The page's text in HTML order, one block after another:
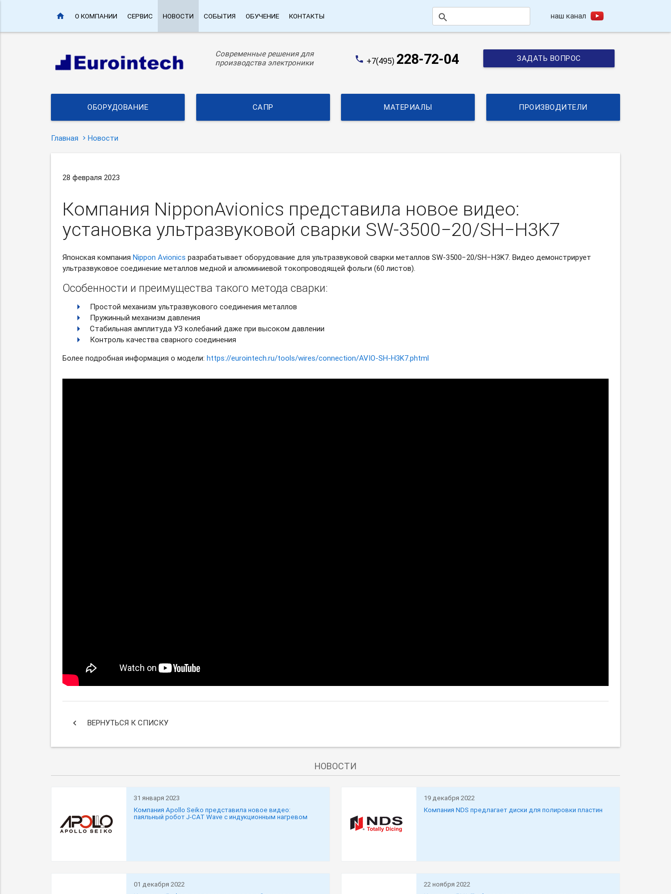
home О КОМПАНИИ СЕРВИС НОВОСТИ СОБЫТИЯ ОБУЧЕНИЕ КОНТАКТЫ search наш канал
Современные решения для
производства электроники
phone +7(495) 228-72-04 ЗАДАТЬ ВОПРОС
ОБОРУДОВАНИЕ САПР МАТЕРИАЛЫ ПРОИЗВОДИТЕЛИ
Главная Новости
28 февраля 2023
Компания NipponAvionics представила новое видео:
установка ультразвуковой сварки SW-3500−20/SH−H3K7
Японская компания Nippon Avionics разрабатывает оборудование для ультразвуковой сварки металлов SW-3500−20/SH−H3K7. Видео демонстрирует
ультразвуковое соединение металлов медной и алюминиевой токопроводящей фольги (60 листов).
Особенности и преимущества такого метода сварки:
Простой механизм ультразвукового соединения металлов
Пружинный механизм давления
Стабильная амплитуда УЗ колебаний даже при высоком давлении
Контроль качества сварного соединения
Более подробная информация о модели: https://eurointech.ru/tools/wires/connection/AVIO-SH-H3K7.phtml
keyboard_arrow_left ВЕРНУТЬСЯ К СПИСКУ
НОВОСТИ
31 января 2023
Компания Apollo Seiko представила новое видео:
паяльный робот J-CAT Wave с индукционным нагревом
19 декабря 2022
Компания NDS предлагает диски для полировки пластин
01 декабря 2022
22 ноября 2022